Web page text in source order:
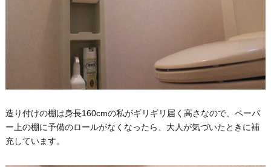
造り付けの棚は身長160cmの私がギリギリ届く高さなので、ペーパ
ー上の棚に予備のロールがなくなったら、大人が気づいたときに補
充しています。